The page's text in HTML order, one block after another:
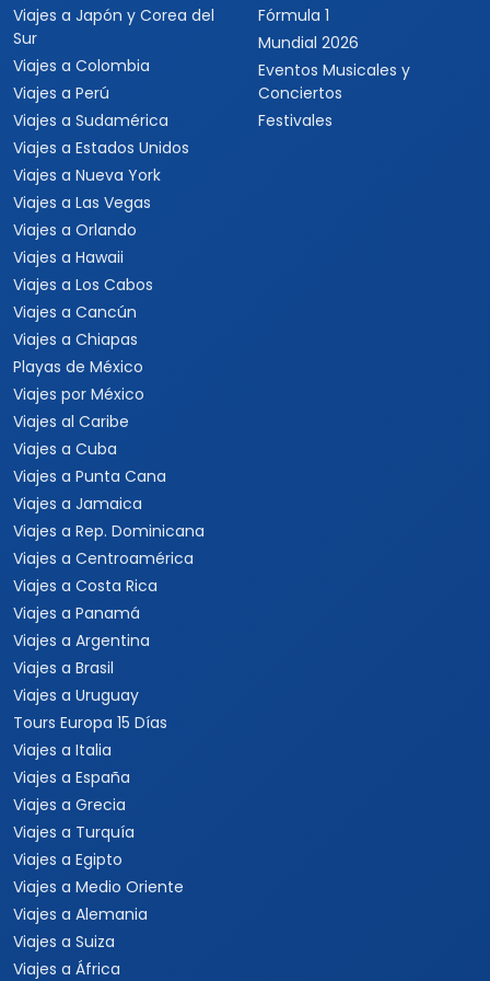
Viajes a Japón y Corea del
Sur
Viajes a Colombia
Viajes a Perú
Viajes a Sudamérica
Viajes a Estados Unidos
Viajes a Nueva York
Viajes a Las Vegas
Viajes a Orlando
Viajes a Hawaii
Viajes a Los Cabos
Viajes a Cancún
Viajes a Chiapas
Playas de México
Viajes por México
Viajes al Caribe
Viajes a Cuba
Viajes a Punta Cana
Viajes a Jamaica
Viajes a Rep. Dominicana
Viajes a Centroamérica
Viajes a Costa Rica
Viajes a Panamá
Viajes a Argentina
Viajes a Brasil
Viajes a Uruguay
Tours Europa 15 Días
Viajes a Italia
Viajes a España
Viajes a Grecia
Viajes a Turquía
Viajes a Egipto
Viajes a Medio Oriente
Viajes a Alemania
Viajes a Suiza
Viajes a África
Fórmula 1
Mundial 2026
Eventos Musicales y
Conciertos
Festivales